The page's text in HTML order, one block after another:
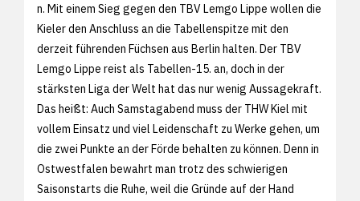
n. Mit einem Sieg gegen den TBV Lemgo Lippe wollen die
Kieler den Anschluss an die Tabellenspitze mit den
derzeit führenden Füchsen aus Berlin halten. Der TBV
Lemgo Lippe reist als Tabellen-15. an, doch in der
stärksten Liga der Welt hat das nur wenig Aussagekraft.
Das heißt: Auch Samstagabend muss der THW Kiel mit
vollem Einsatz und viel Leidenschaft zu Werke gehen, um
die zwei Punkte an der Förde behalten zu können. Denn in
Ostwestfalen bewahrt man trotz des schwierigen
Saisonstarts die Ruhe, weil die Gründe auf der Hand